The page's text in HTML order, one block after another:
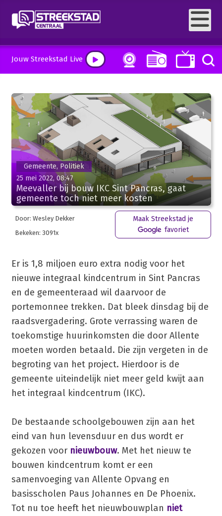
Jouw Streekstad Live
Gemeente, Politiek
25 mei 2022, 08:47
Meevaller bij bouw IKC Sint Pancras, gaat
gemeente toch niet meer kosten
Door: Wesley Dekker
Bekeken: 3091x
Maak Streekstad je
favoriet
Er is 1,8 miljoen euro extra nodig voor het
nieuwe integraal kindcentrum in Sint Pancras
en de gemeenteraad wil daarvoor de
portemonnee trekken. Dat bleek dinsdag bij de
raadsvergadering. Grote verrassing waren de
toekomstige huurinkomsten die door Allente
moeten worden betaald. Die zijn vergeten in de
begroting van het project. Hierdoor is de
gemeente uiteindelijk niet meer geld kwijt aan
het integraal kindcentrum (IKC).
De bestaande schoolgebouwen zijn aan het
eind van hun levensduur en dus wordt er
gekozen voor nieuwbouw. Met het nieuw te
bouwen kindcentrum komt er een
samenvoeging van Allente Opvang en
basisscholen Paus Johannes en De Phoenix.
Tot nu toe heeft het nieuwbouwplan niet